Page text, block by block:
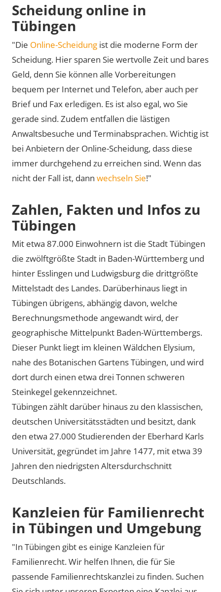
Scheidung online in
Tübingen
"Die Online-Scheidung ist die moderne Form der
Scheidung. Hier sparen Sie wertvolle Zeit und bares
Geld, denn Sie können alle Vorbereitungen
bequem per Internet und Telefon, aber auch per
Brief und Fax erledigen. Es ist also egal, wo Sie
gerade sind. Zudem entfallen die lästigen
Anwaltsbesuche und Terminabsprachen. Wichtig ist
bei Anbietern der Online-Scheidung, dass diese
immer durchgehend zu erreichen sind. Wenn das
nicht der Fall ist, dann wechseln Sie!"
Zahlen, Fakten und Infos zu
Tübingen
Mit etwa 87.000 Einwohnern ist die Stadt Tübingen
die zwölftgrößte Stadt in Baden-Württemberg und
hinter Esslingen und Ludwigsburg die drittgrößte
Mittelstadt des Landes. Darüberhinaus liegt in
Tübingen übrigens, abhängig davon, welche
Berechnungsmethode angewandt wird, der
geographische Mittelpunkt Baden-Württembergs.
Dieser Punkt liegt im kleinen Wäldchen Elysium,
nahe des Botanischen Gartens Tübingen, und wird
dort durch einen etwa drei Tonnen schweren
Steinkegel gekennzeichnet.
Tübingen zählt darüber hinaus zu den klassischen,
deutschen Universitätsstädten und besitzt, dank
den etwa 27.000 Studierenden der Eberhard Karls
Universität, gegründet im Jahre 1477, mit etwa 39
Jahren den niedrigsten Altersdurchschnitt
Deutschlands.
Kanzleien für Familienrecht
in Tübingen und Umgebung
"In Tübingen gibt es einige Kanzleien für
Familienrecht. Wir helfen Ihnen, die für Sie
passende Familienrechtskanzlei zu finden. Suchen